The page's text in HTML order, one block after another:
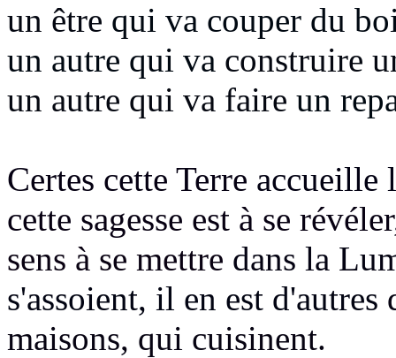
un être qui va couper du
un autre qui va construire
un autre qui va faire un
Certes cette Terre accueille
cette sagesse est à se
sens à se mettre dans la
s'assoient, il en est d'autres
maisons, qui cuisinent.